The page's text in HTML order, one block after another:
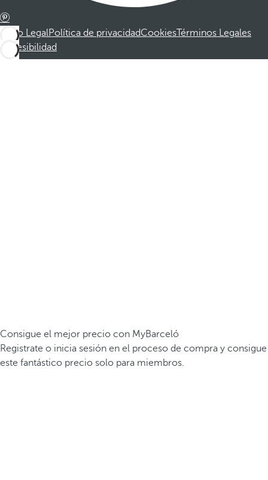
Aviso LegalPolítica de privacidadCookiesTérminos Legales
Accesibilidad
Consigue el mejor precio con MyBarceló
Registrate o inicia sesión en el proceso de compra y consigue
este fantástico precio solo para miembros.